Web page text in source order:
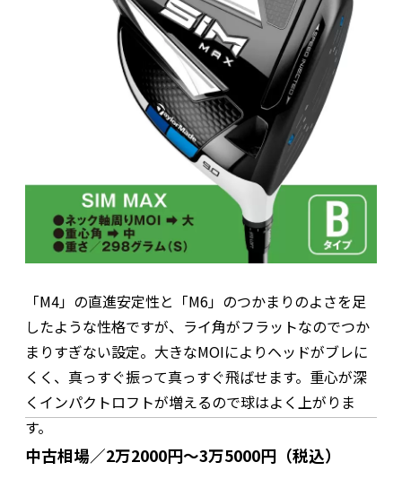
「M4」の直進安定性と「M6」のつかまりのよさを足
したような性格ですが、ライ角がフラットなのでつか
まりすぎない設定。大きなMOIによりヘッドがブレに
くく、真っすぐ振って真っすぐ飛ばせます。重心が深
くインパクトロフトが増えるので球はよく上がりま
す。
中古相場／2万2000円～3万5000円（税込）